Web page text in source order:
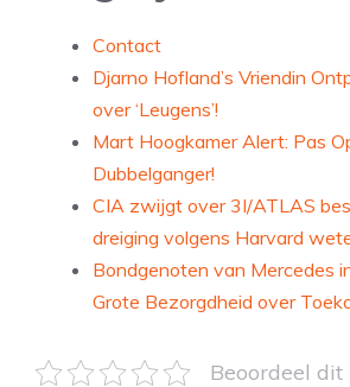
Contact
Djarno Hofland’s Vriendin
over ‘Leugens’!
Mart Hoogkamer Alert: Pas
Dubbelganger!
CIA zwijgt over 3I/ATLAS
dreiging volgens Harvard
Bondgenoten van Mercedes
Grote Bezorgdheid over
Beoordeel dit